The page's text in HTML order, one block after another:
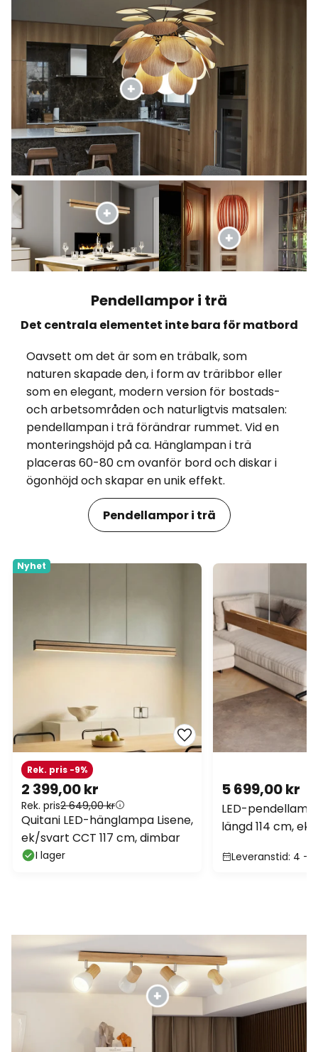
Pendellampor i trä
Det centrala elementet inte bara för matbord
Oavsett om det är som en träbalk, som
naturen skapade den, i form av träribbor eller
som en elegant, modern version för bostads-
och arbetsområden och naturligtvis matsalen:
pendellampan i trä förändrar rummet. Vid en
monteringshöjd på ca. Hänglampan i trä
placeras 60-80 cm ovanför bord och diskar i
ögonhöjd och skapar en unik effekt.
Pendellampor i trä
Nyhet
2 399,00 kr
Rek. pris2 649,00 kr
Rek. pris -9%
Quitani LED-hänglampa Lisene,
ek/svart CCT 117 cm, dimbar
I lager
5 699,00 kr
LED-
längd 114 cm,
Leveranstid: 4 -